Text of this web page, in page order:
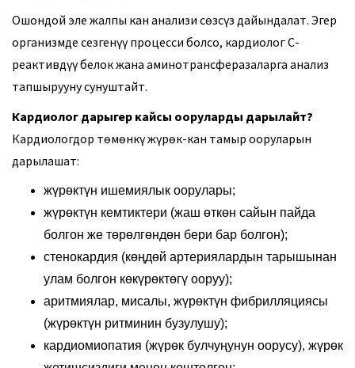
Ошондой эле жалпы кан анализи сөзсүз дайындалат. Эгер
организмде сезгенүү процесси болсо, кардиолог С-
реактивдүү белок жана аминотрансферазаларга анализ
тапшырууну сунуштайт.
Кардиолог дарыгер кайсы ооруларды дарылaйт?
Кардиологдор төмөнкү жүрөк-кан тамыр ооруларын
дарылaшат:
жүрөктүн ишемиялык оорулары;
жүрөктүн кемтиктери (жаш өткөн сайын пайда
болгон же төрөлгөндөн бери бар болгон);
стенокардия (көңдөй артериялардын тарышынан
улам болгон көкүрөктөгү ооруу);
аритмиялар, мисалы, жүрөктүн фибрилляциясы
(жүрөктүн ритминин бузулушу);
кардиомиопатия (жүрөк булчуңунун оорусу), жүрөк